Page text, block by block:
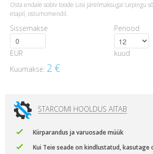
Osta endale sobiv toode Liisi järelmaksuga! Lepingu
etapil, ostumomendil.
Sissemakse
EUR
Periood
kuud
Kuumakse: 2 €
STARCOMI HOOLDUS AITAB
Kiirparandus ja varuosade müük
Kui Teie seade on kindlustatud, kasutage